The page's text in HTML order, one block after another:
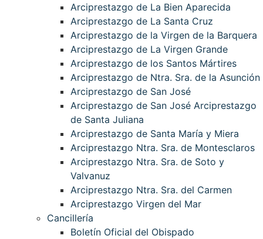
Arciprestazgo de La Bien Aparecida
Arciprestazgo de La Santa Cruz
Arciprestazgo de la Virgen de la Barquera
Arciprestazgo de La Virgen Grande
Arciprestazgo de los Santos Mártires
Arciprestazgo de Ntra. Sra. de la Asunción
Arciprestazgo de San José
Arciprestazgo de San José Arciprestazgo
de Santa Juliana
Arciprestazgo de Santa María y Miera
Arciprestazgo Ntra. Sra. de Montesclaros
Arciprestazgo Ntra. Sra. de Soto y
Valvanuz
Arciprestazgo Ntra. Sra. del Carmen
Arciprestazgo Virgen del Mar
Cancillería
Boletín Oficial del Obispado